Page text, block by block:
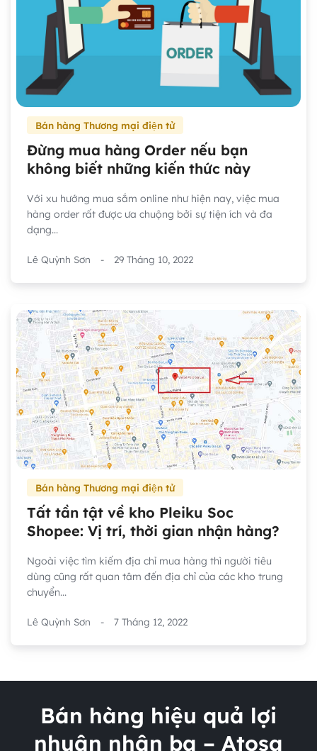
Bán hàng Thương mại điện tử
Đừng mua hàng Order nếu bạn
không biết những kiến thức này
Với xu hướng mua sắm online như hiện nay, việc mua
hàng order rất được ưa chuộng bởi sự tiện ích và đa
dạng...
Lê Quỳnh Sơn - 29 Tháng 10, 2022
Bán hàng Thương mại điện tử
Tất tần tật về kho Pleiku Soc
Shopee: Vị trí, thời gian nhận hàng?
Ngoài việc tìm kiếm địa chỉ mua hàng thì người tiêu
dùng cũng rất quan tâm đến địa chỉ của các kho trung
chuyển...
Lê Quỳnh Sơn - 7 Tháng 12, 2022
Bán hàng hiệu quả lợi
nhuận nhân ba – Atosa